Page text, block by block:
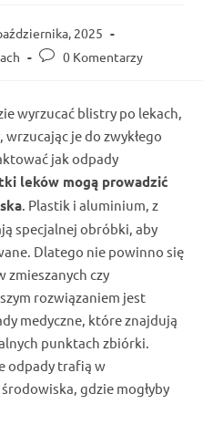
2025
Post0 Komentarzy
wyrzucać blistry po lekach,
, wrzucając je do zwykłego
jak odpady
leków mogą prowadzić
. Plastik i aluminium, z
specjalnej obróbki, aby
. Dlatego nie powinno się
zmieszanych czy
rozwiązaniem jest
medyczne, które znajdują
punktach zbiórki.
odpady trafią w
gdzie mogłyby